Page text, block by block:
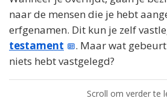
naar de mensen die je hebt
erfgenamen. Dit kun je zelf
testament
. Maar wat
niets hebt vastgelegd?
Scroll om verder te